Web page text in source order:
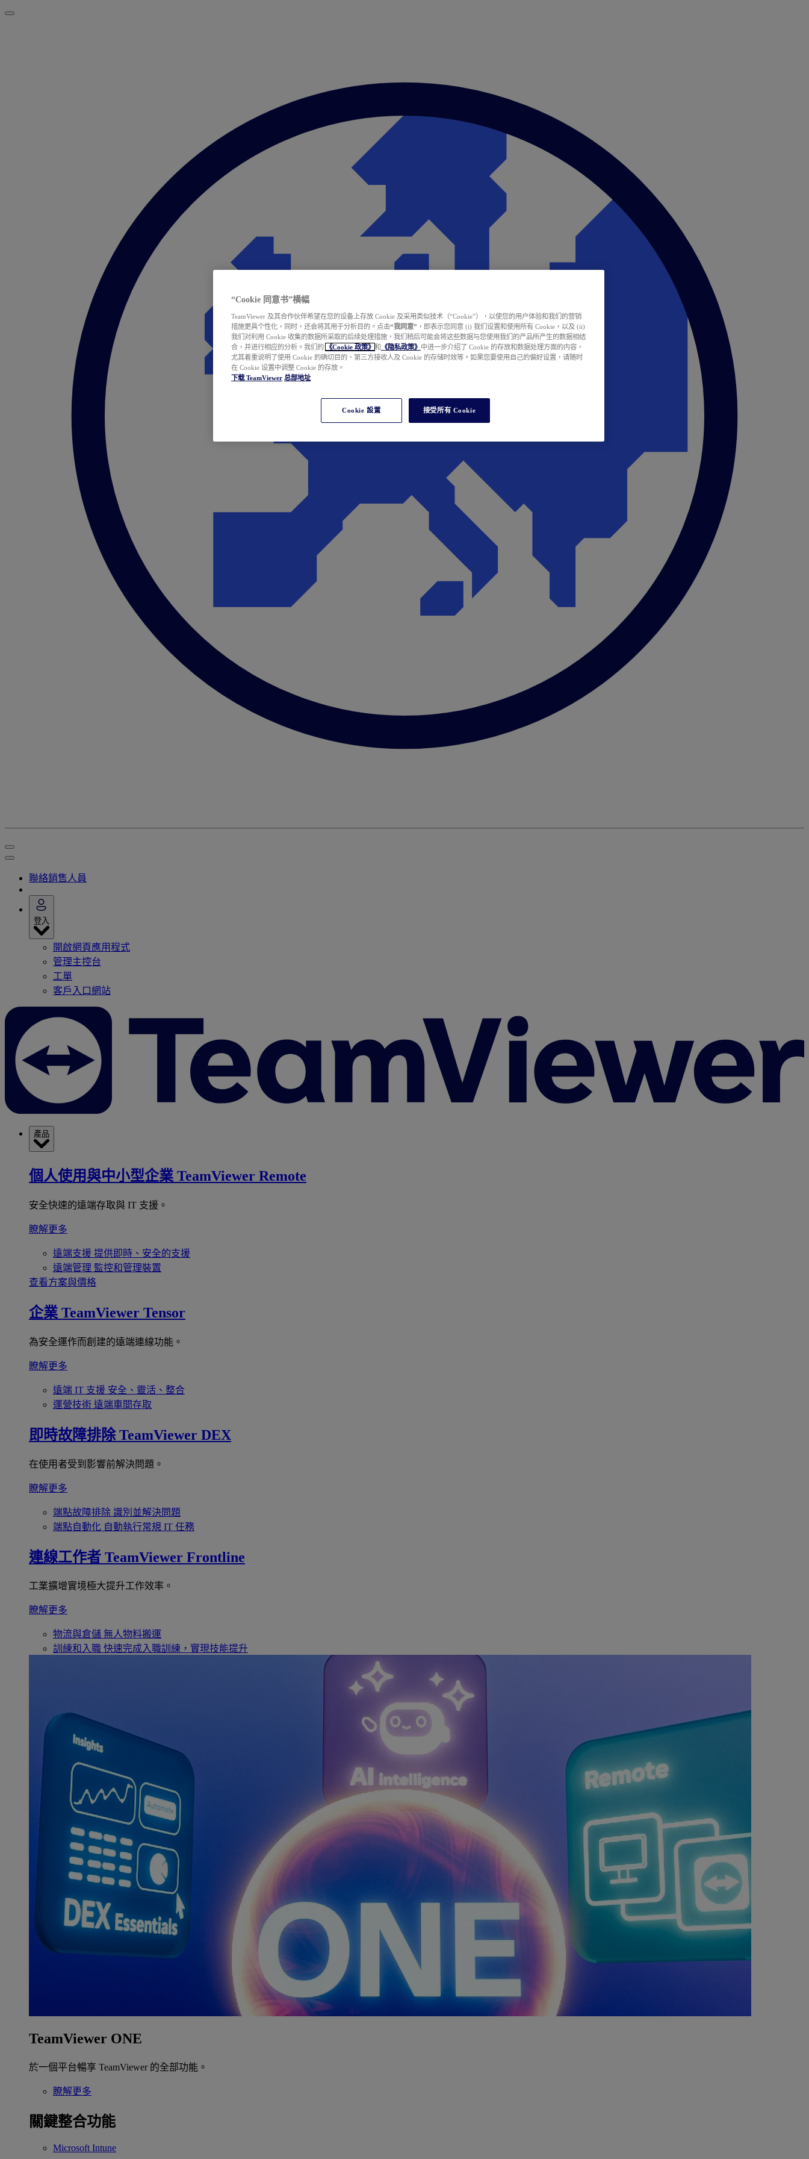
聯絡銷售人員
登入
開啟網頁應用程式
管理主控台
工單
客戶入口網站
產品
個人使用與中小型企業 TeamViewer Remote
安全快速的遠端存取與 IT 支援。
瞭解更多
遠端支援 提供即時、安全的支援
遠端管理 監控和管理裝置
查看方案與價格
企業 TeamViewer Tensor
為安全運作而創建的遠端連線功能。
瞭解更多
遠端 IT 支援 安全、靈活、整合
運營技術 遠端車間存取
即時故障排除 TeamViewer DEX
在使用者受到影響前解決問題。
瞭解更多
端點故障排除 識別並解決問題
端點自動化 自動執行常規 IT 任務
連線工作者 TeamViewer Frontline
工業擴增實境極大提升工作效率。
瞭解更多
物流與倉儲 無人物料搬運
訓練和入職 快速完成入職訓練，實現技能提升
TeamViewer ONE
於一個平台暢享 TeamViewer 的全部功能。
瞭解更多
關鍵整合功能
Microsoft Intune
“Cookie 同意书”横幅
TeamViewer 及其合作伙伴希望在您的设备上存放 Cookie 及采用类似技术（“Cookie”），以使您的用户体验和我们的营销
措施更具个性化，同时，还会将其用于分析目的。点击“我同意” ，即表示您同意 (i) 我们设置和使用所有 Cookie，以及 (ii)
我们对利用 Cookie 收集的数据所采取的后续处理措施，我们稍后可能会将这些数据与您使用我们的产品所产生的数据相结
合，并进行相应的分析。我们的
《Cookie 政策》 和 《隐私政策》 中进一步介绍了 Cookie 的存放和数据处理方面的内容，
尤其着重说明了使用 Cookie 的确切目的、第三方接收人及 Cookie 的存储时效等。如果您要使用自己的偏好设置，请随时
在 Cookie 设置中调整 Cookie 的存放。
下载 TeamViewer 总部地址
Cookie 設置 接受所有 Cookie